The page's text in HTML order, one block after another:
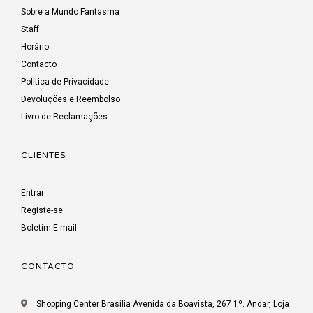
Sobre a Mundo Fantasma
Staff
Horário
Contacto
Política de Privacidade
Devoluções e Reembolso
Livro de Reclamações
CLIENTES
Entrar
Registe-se
Boletim E-mail
CONTACTO
Shopping Center Brasília Avenida da Boavista, 267 1º. Andar, Loja